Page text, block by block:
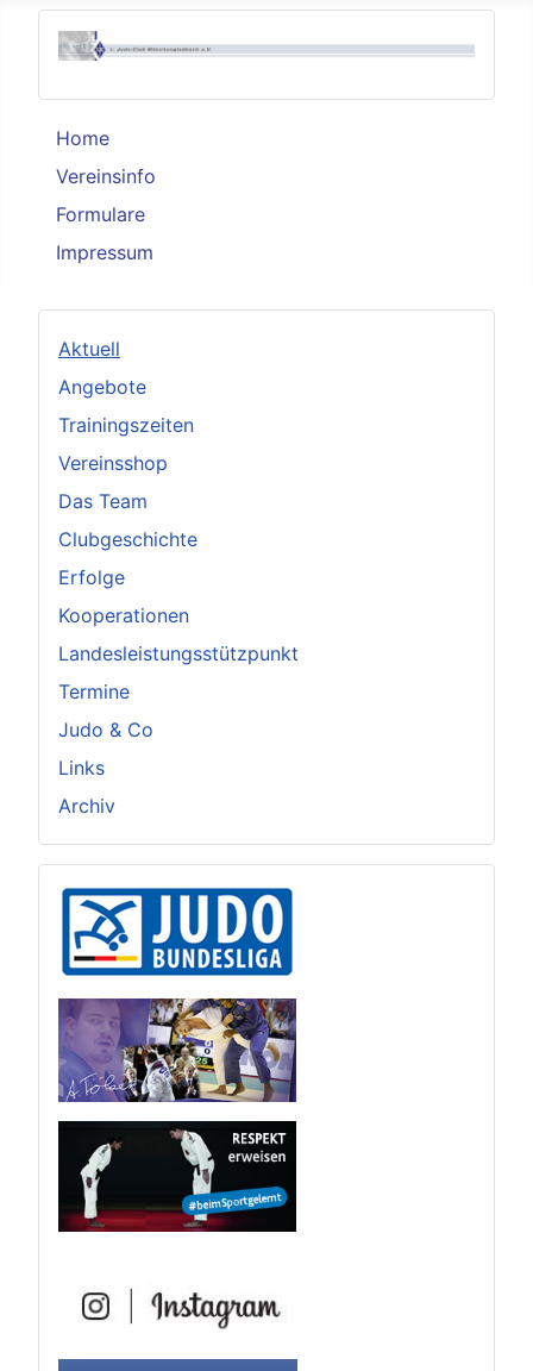
Home
Vereinsinfo
Formulare
Impressum
Aktuell
Angebote
Trainingszeiten
Vereinsshop
Das Team
Clubgeschichte
Erfolge
Kooperationen
Landesleistungsstützpunkt
Termine
Judo & Co
Links
Archiv